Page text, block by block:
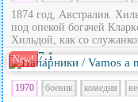
1874 год, Австралия.
под опекой богачей
Хильдой, как со
New! 7.1
1970 боевик комедия